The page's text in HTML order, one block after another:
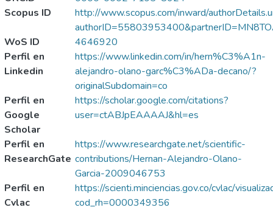
Scopus ID
http://www.scopus.com/inward/
WoS ID
4646920
Perfil en
Linkedin
https://www.linkedin.com/in/hern%C3%A1n-
alejandro-olano-garc%C3%ADa-decano/?
originalSubdomain=co
Perfil en
Google
Scholar
https://scholar.google.com/citations?
user=ctABJpEAAAAJ&hl=es
Perfil en
ResearchGate
https://www.researchgate.net/scientific-
contributions/Hernan-Alejandro-Olano-
Garcia-2009046753
Perfil en
Cvlac
https://scienti.minciencias.gov.co/cvlac/
cod_rh=0000349356